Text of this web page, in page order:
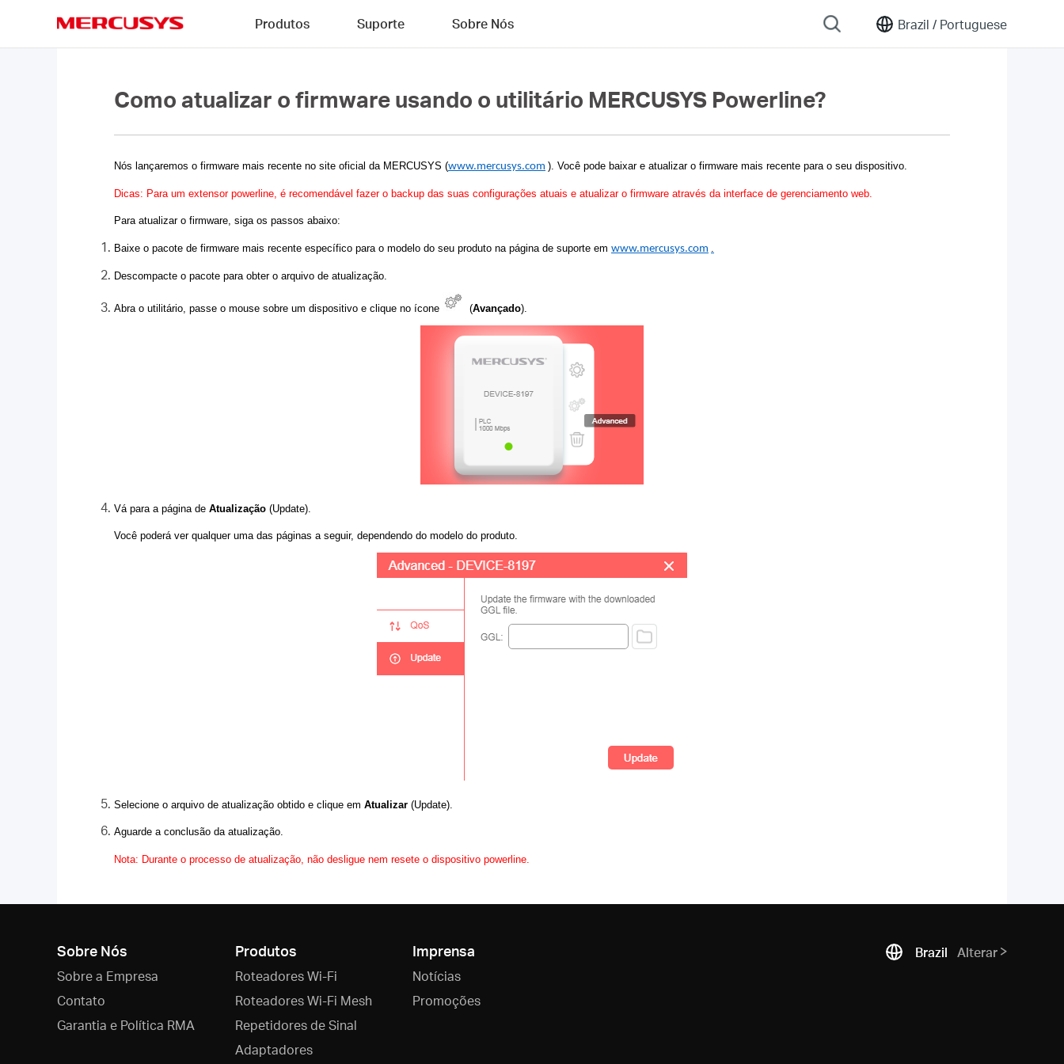
Brazil / Portuguese
Produtos Suporte Sobre Nós
Como atualizar o firmware usando o utilitário MERCUSYS Powerline?
Nós lançaremos o firmware mais recente no site oficial da MERCUSYS (www.mercusys.com ). Você pode baixar e atualizar o firmware mais recente para o seu dispositivo.
Dicas: Para um extensor powerline, é recomendável fazer o backup das suas configurações atuais e atualizar o firmware através da interface de gerenciamento web.
Para atualizar o firmware, siga os passos abaixo:
Baixe o pacote de firmware mais recente específico para o modelo do seu produto na página de suporte em www.mercusys.com
Descompacte o pacote para obter o arquivo de atualização.
Abra o utilitário, passe o mouse sobre um dispositivo e clique no ícone (Avançado).
Vá para a página de Atualização (Update).
Você poderá ver qualquer uma das páginas a seguir, dependendo do modelo do produto.
Selecione o arquivo de atualização obtido e clique em Atualizar (Update).
Aguarde a conclusão da atualização.
Nota: Durante o processo de atualização, não desligue nem resete o dispositivo powerline.
Sobre Nós
Sobre a Empresa
Contato
Garantia e Política RMA
Produtos
Roteadores Wi-Fi
Roteadores Wi-Fi Mesh
Repetidores de Sinal
Adaptadores
Imprensa
Notícias
Promoções
Brazil Alterar